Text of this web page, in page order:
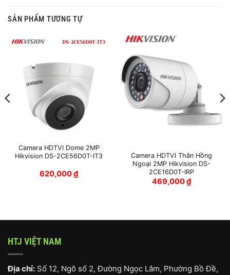
SẢN PHẨM TƯƠNG TỰ
Camera HDTVI Dome 2MP
Hikvision DS-2CE56D0T-IT3
620,000₫
Camera HDTVI Thân Hồng
Ngoại 2MP Hikvision DS-
2CE16D0T-IRP
469,000₫
HTJ VIỆT NAM
Địa chỉ: Số 12, Ngõ số 2, Đường Ngọc Lâm, Phường Bồ Đề,